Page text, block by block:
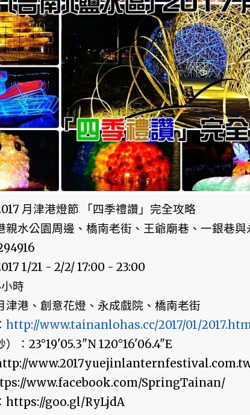
月津港燈節 「四季禮讚」完全攻略
親水公園周邊、橋南老街、王爺廟巷、一銀巷與
1/21 - 2/2/ 17:00 - 23:00
時
津港、創意花燈、永成戲院、橋南老街
http://www.tainanlohas.cc/2017/01/
）：23°19'05.3"N 120°16'06.4"E
www.facebook.com/SpringTainan/
https://goo.gl/RyLjdA